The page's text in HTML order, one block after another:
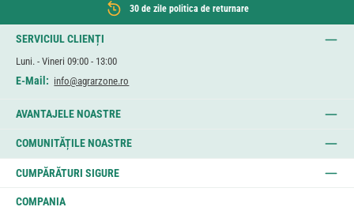
30 de zile politica de returnare
SERVICIUL CLIENȚI
Luni. - Vineri 09:00 - 13:00
E-Mail: info@agrarzone.ro
AVANTAJELE NOASTRE
COMUNITĂȚILE NOASTRE
CUMPĂRĂTURI SIGURE
COMPANIA